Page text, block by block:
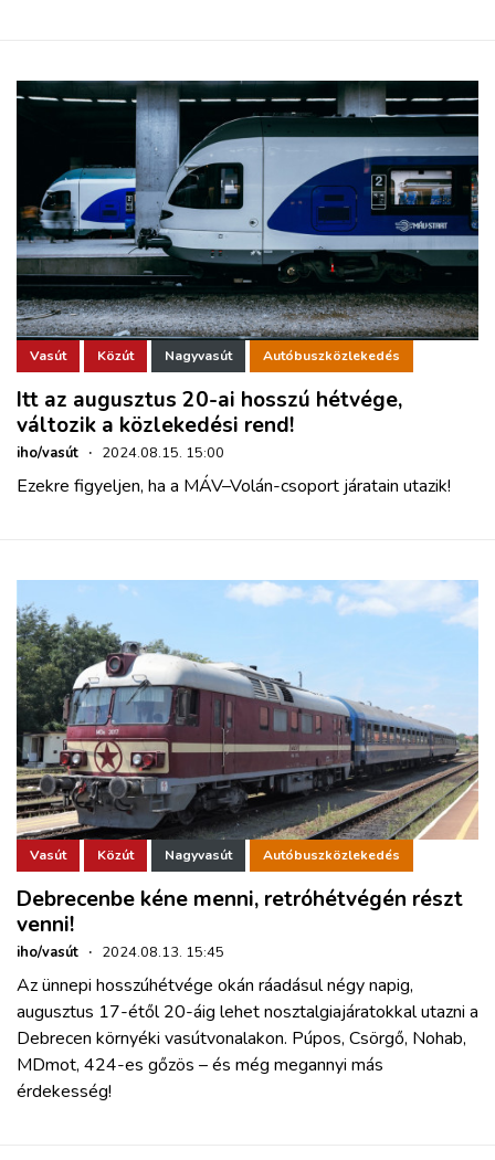
Vasút Közút Nagyvasút Autóbuszközlekedés
Itt az augusztus 20-ai hosszú hétvége,
változik a közlekedési rend!
iho/vasút · 2024.08.15. 15:00
Ezekre figyeljen, ha a MÁV–Volán-csoport járatain utazik!
Vasút Közút Nagyvasút Autóbuszközlekedés
Debrecenbe kéne menni, retróhétvégén részt
venni!
iho/vasút · 2024.08.13. 15:45
Az ünnepi hosszúhétvége okán ráadásul négy napig,
augusztus 17-étől 20-áig lehet nosztalgiajáratokkal utazni a
Debrecen környéki vasútvonalakon. Púpos, Csörgő, Nohab,
MDmot, 424-es gőzös – és még megannyi más
érdekesség!